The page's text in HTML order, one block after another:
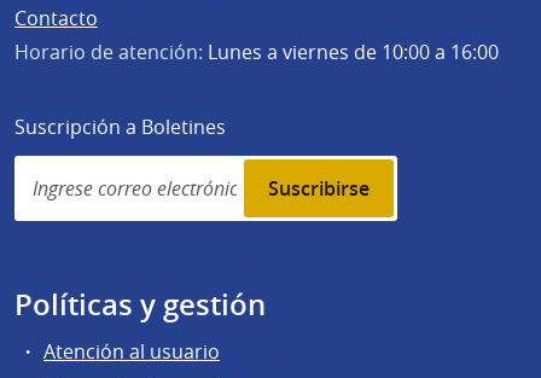
Contacto
Horario de atención: Lunes a viernes de 10:00 a 16:00
Suscripción a Boletines
Simplenews
subscription
Políticas y gestión
Atención al usuario